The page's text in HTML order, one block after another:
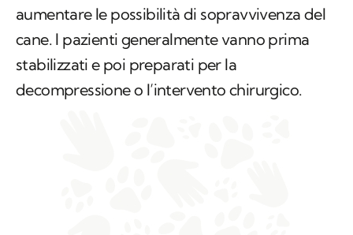
aumentare le possibilità di sopravvivenza del
cane. I pazienti generalmente vanno prima
stabilizzati e poi preparati per la
decompressione o l’intervento chirurgico.